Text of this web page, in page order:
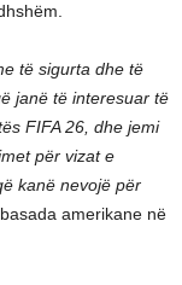
të sigurta dhe të
janë të interesuar të
FIFA 26, dhe jemi
për vizat e
kanë nevojë për
amerikane në